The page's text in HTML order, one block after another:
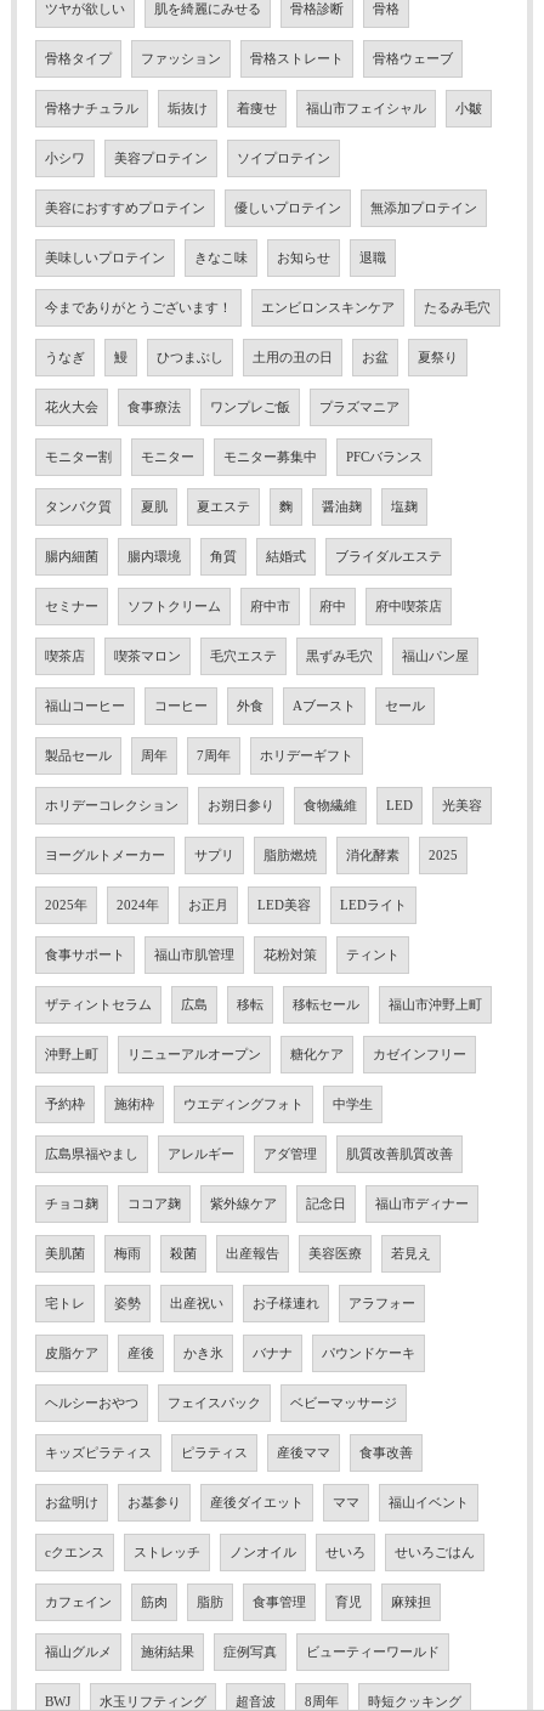
ツヤが欲しい 肌を綺麗にみせる 骨格診断 骨格
骨格タイプ ファッション 骨格ストレート 骨格ウェーブ
骨格ナチュラル 垢抜け 着痩せ 福山市フェイシャル 小皺
小シワ 美容プロテイン ソイプロテイン
美容におすすめプロテイン 優しいプロテイン 無添加プロテイン
美味しいプロテイン きなこ味 お知らせ 退職
今までありがとうございます！ エンビロンスキンケア たるみ毛穴
うなぎ 鰻 ひつまぶし 土用の丑の日 お盆 夏祭り
花火大会 食事療法 ワンプレご飯 プラズマニア
モニター割 モニター モニター募集中 PFCバランス
タンパク質 夏肌 夏エステ 麴 醤油麹 塩麹
腸内細菌 腸内環境 角質 結婚式 ブライダルエステ
セミナー ソフトクリーム 府中市 府中 府中喫茶店
喫茶店 喫茶マロン 毛穴エステ 黒ずみ毛穴 福山パン屋
福山コーヒー コーヒー 外食 Aブースト セール
製品セール 周年 7周年 ホリデーギフト
ホリデーコレクション お朔日参り 食物繊維 LED 光美容
ヨーグルトメーカー サプリ 脂肪燃焼 消化酵素 2025
2025年 2024年 お正月 LED美容 LEDライト
食事サポート 福山市肌管理 花粉対策 ティント
ザティントセラム 広島 移転 移転セール 福山市沖野上町
沖野上町 リニューアルオープン 糖化ケア カゼインフリー
予約枠 施術枠 ウエディングフォト 中学生
広島県福やまし アレルギー アダ管理 肌質改善肌質改善
チョコ麹 ココア麹 紫外線ケア 記念日 福山市ディナー
美肌菌 梅雨 殺菌 出産報告 美容医療 若見え
宅トレ 姿勢 出産祝い お子様連れ アラフォー
皮脂ケア 産後 かき氷 バナナ パウンドケーキ
ヘルシーおやつ フェイスパック ベビーマッサージ
キッズピラティス ピラティス 産後ママ 食事改善
お盆明け お墓参り 産後ダイエット ママ 福山イベント
cクエンス ストレッチ ノンオイル せいろ せいろごはん
カフェイン 筋肉 脂肪 食事管理 育児 麻辣担
福山グルメ 施術結果 症例写真 ビューティーワールド
BWJ 水玉リフティング 超音波 8周年 時短クッキング